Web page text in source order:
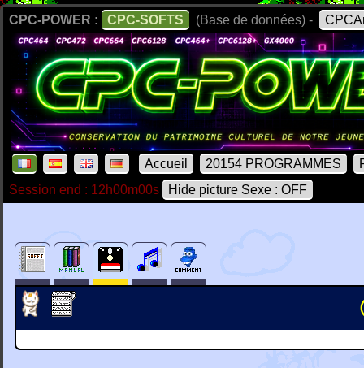
CPC-POWER : CPC-SOFTS (Base de données) -
Accueil 20154 PROGRAMMES
Session end : 12h00m00s
Hide picture Sexe : OFF